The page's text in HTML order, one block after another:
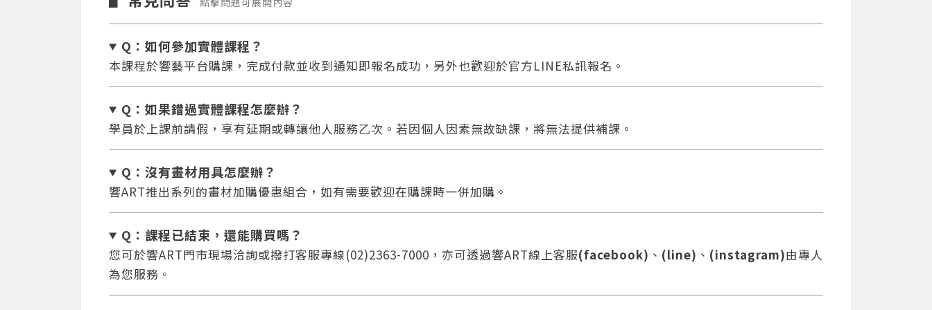
Q：如何參加實體課程？
本課程於響藝平台購課，完成付款並收到通知即報名成功，另外也歡迎於官方LINE私訊報名。
Q：如果錯過實體課程怎麼辦？
學員於上課前請假，享有延期或轉讓他人服務乙次。若因個人因素無故缺課，將無法提供補課。
Q：沒有畫材用具怎麼辦？
響ART推出系列的畫材加購優惠組合，如有需要歡迎在購課時一併加購。
Q：課程已結束，還能購買嗎？
您可於響ART門市現場洽詢或撥打客服專線(02)2363-7000，亦可透過響ART線上客服(facebook) 、 (line) 、 (instagram)由專人
為您服務。